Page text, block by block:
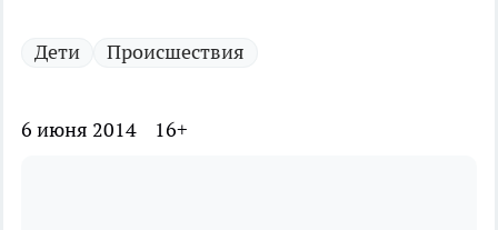
Дети Происшествия
6 июня 2014 16+